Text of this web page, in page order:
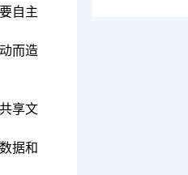
自主
而造
享文
据和